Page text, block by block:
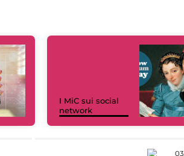
I MiC sui social
network